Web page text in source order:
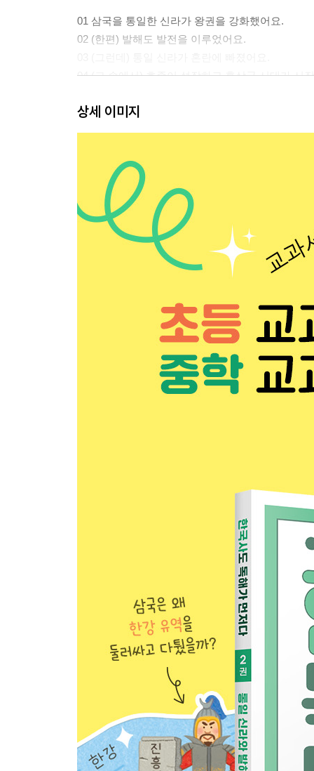
01 삼국을 통일한 신라가 왕권을 강화했어요.
02 (한편) 발해도 발전을 이루었어요.
04 (그 속에서) 호족이 성장하고 후삼국 시대가 시
3장 통일 신라와 발해의 문화
01 통일 신라는 불교와 유학이 발달했어요.
02 발해는 다양한 문화를 융합했어요.
03 통일 신라와 발해는 당, 일본, 서역 등과 교류했
[확인 학습] 개념 정리 / 탐구 독해
상세 이미지